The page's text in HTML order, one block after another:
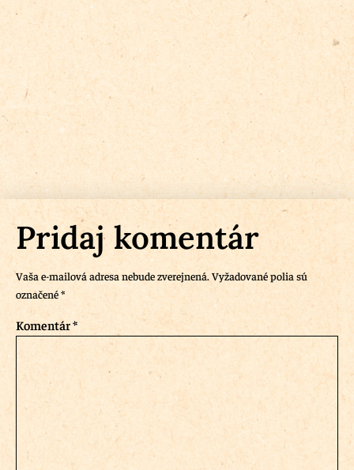
Pridaj komentár
Vaša e-mailová adresa nebude zverejnená.Vyžadované polia sú
označené*
Komentár*